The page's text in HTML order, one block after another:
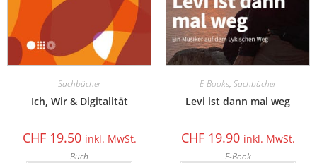
Sachbücher
Ich, Wir & Digitalität
CHF19.50 inkl. MwSt.
Buch
E-Books, Sachbücher
Levi ist dann mal weg
CHF19.90 inkl. MwSt.
E-Book